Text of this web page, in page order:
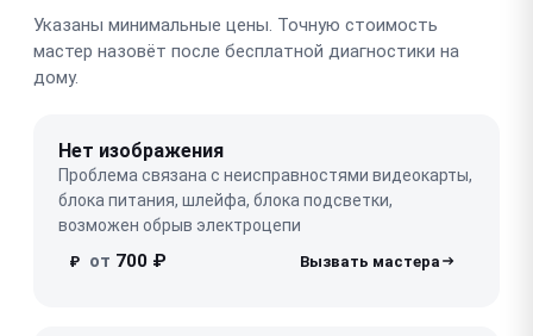
Указаны минимальные цены. Точную стоимость
мастер назовёт после бесплатной диагностики на
дому.
Нет изображения
Проблема связана с неисправностями видеокарты,
блока питания, шлейфа, блока подсветки,
возможен обрыв электроцепи
₽ от 700 ₽